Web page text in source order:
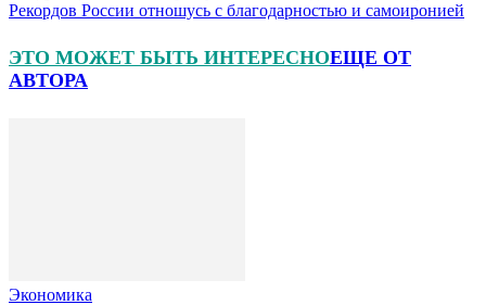
Рекордов России отношусь с благодарностью и самоиронией
ЭТО МОЖЕТ БЫТЬ ИНТЕРЕСНОЕЩЕ ОТ
АВТОРА
Экономика